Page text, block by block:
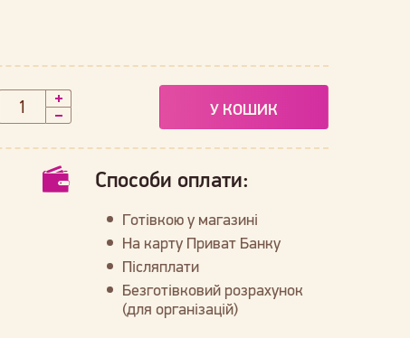
У КОШИК
Способи оплати:
Готівкою у магазині
На карту Приват Банку
Післяплати
Безготівковий розрахунок
(для організацій)